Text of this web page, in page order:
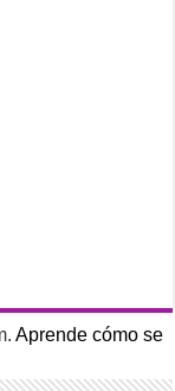
Aprende cómo se